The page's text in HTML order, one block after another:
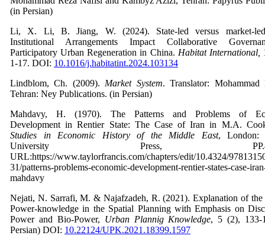
(in Persian)
Li, X. Li, B. Jiang, W. (2024). State-led versus market-
Institutional Arrangements Impact Collaborative
Participatory Urban Regeneration in China. Habitat International,
1-17. DOI: 10.1016/j.habitatint.2024.103134
Lindblom, Ch. (2009). Market System. Translator: Mohammad
Tehran: Ney Publications. (in Persian)
Mahdavy, H. (1970). The Patterns and Problems of
Development in Rentier State: The Case of Iran in M.A.
Studies in Economic History of the Middle East, London:
University Press, PP.45-
URL:https://www.taylorfrancis.com/chapters/edit/10.4324/
31/patterns-problems-economic-development-rentier-states-case-
mahdavy
Nejati, N. Sarrafi, M. & Najafzadeh, R. (2021). Explanation of
Power-knowledge in the Spatial Planning with Emphasis on
Power and Bio-Power, Urban Plannig Knowledge, 5 (2), 133-
Persian) DOI: 10.22124/UPK.2021.18399.1597